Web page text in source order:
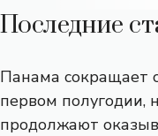
Последние
Панама сокращает
первом полугодии,
продолжают